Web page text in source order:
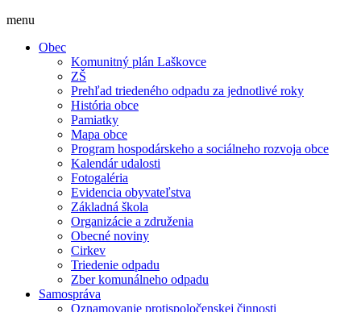
menu
Obec
Komunitný plán Laškovce
ZŠ
Prehľad triedeného odpadu za jednotlivé roky
História obce
Pamiatky
Mapa obce
Program hospodárskeho a sociálneho rozvoja obce
Kalendár udalosti
Fotogaléria
Evidencia obyvateľstva
Základná škola
Organizácie a združenia
Obecné noviny
Cirkev
Triedenie odpadu
Zber komunálneho odpadu
Samospráva
Oznamovanie protispoločenskej činnosti